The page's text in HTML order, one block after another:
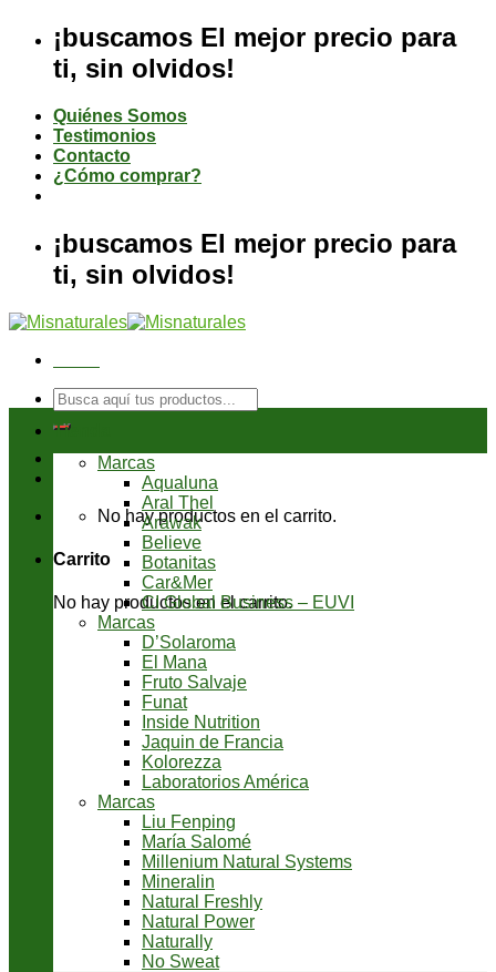
contenido
¡buscamos El mejor precio para
ti, sin olvidos!
Quiénes Somos
Testimonios
Contacto
¿Cómo comprar?
¡buscamos El mejor precio para
ti, sin olvidos!
Buscar
por:
No hay productos en el carrito.
Carrito
No hay productos en el carrito.
Tienda
Marcas
Aqualuna
Aral Thel
Arawak
Believe
Botanitas
Car&Mer
CI Global Business – EUVI
Marcas
D’Solaroma
El Mana
Fruto Salvaje
Funat
Inside Nutrition
Jaquin de Francia
Kolorezza
Laboratorios América
Marcas
Liu Fenping
María Salomé
Millenium Natural Systems
Mineralin
Natural Freshly
Natural Power
Naturally
No Sweat